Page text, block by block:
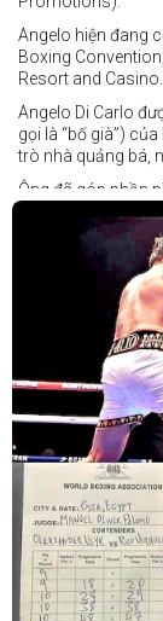
Angelo hiện đang
Boxing
Resort and Casino.
Angelo Di Carlo
gọi là “bố già”)
trò nhà quảng bá,
Ông đã góp phần